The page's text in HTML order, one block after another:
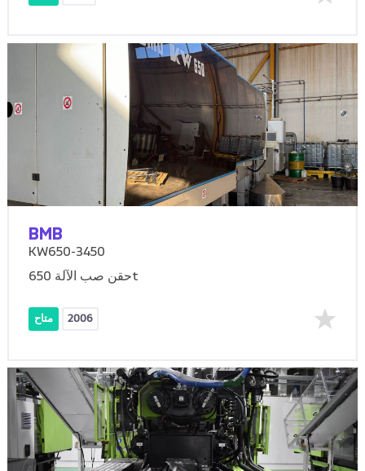
BMB
KW650-3450
حقن صب الآلة 650t
متاح 2006